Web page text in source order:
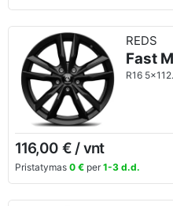
REDS
Fast
R16
116,00 € / vnt
Pristatymas 0 €per 1-3 d.d.